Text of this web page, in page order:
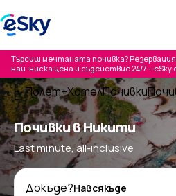
Търсиш мечтаната почивка?
най-ниска цена и съдействие 24/7 –
Полет+ХотелПочивки
Почивки в Никити
Last minute, all-inclusive
Докъде?